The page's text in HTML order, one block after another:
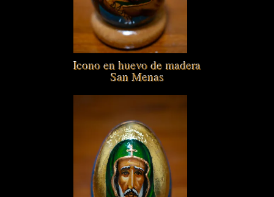
Icono en huevo de madera
San Menas